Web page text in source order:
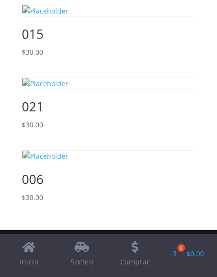
015
$30.00
021
$30.00
006
$30.00
Designed by Elegant Themes
| Powered by
Inicio Sorteo Comprar
$0.00